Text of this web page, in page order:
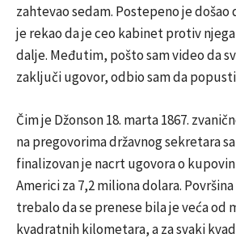
zahtevao sedam. Postepeno je došao
je rekao da je ceo kabinet protiv
dalje. Međutim, pošto sam video da
zaključi ugovor, odbio sam da
Čim je Džonson 18. marta 1867.
na pregovorima državnog sekretara
finalizovan je nacrt ugovora o
Americi za 7,2 miliona dolara.
trebalo da se prenese bila je veća od
kvadratnih kilometara, a za svaki